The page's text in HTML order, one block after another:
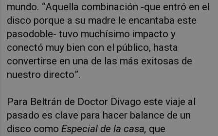
mundo. “Aquella combinación -que entró en el
disco porque a su madre le encantaba este
pasodoble- tuvo muchísimo impacto y
conectó muy bien con el público, hasta
convertirse en una de las más exitosas de
nuestro directo”.
Para Beltrán de Doctor Divago este viaje al
pasado es clave para hacer balance de un
disco comoEspecial de la casa, que